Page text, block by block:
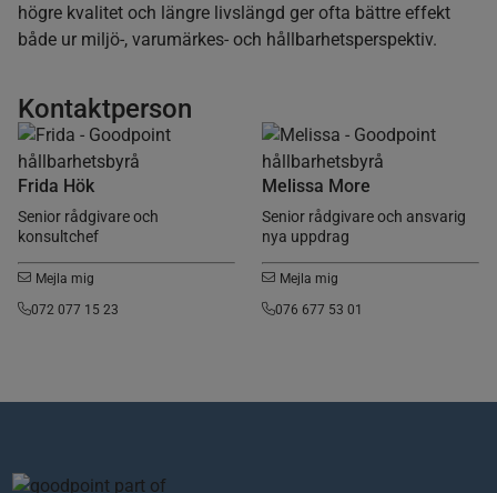
högre kvalitet och längre livslängd ger ofta bättre effekt
både ur miljö-, varumärkes- och hållbarhetsperspektiv.
Kontaktperson
Frida Hök
Senior rådgivare och
konsultchef
Mejla mig
072 077 15 23
Melissa More
Senior rådgivare och ansvarig
nya uppdrag
Mejla mig
076 677 53 01